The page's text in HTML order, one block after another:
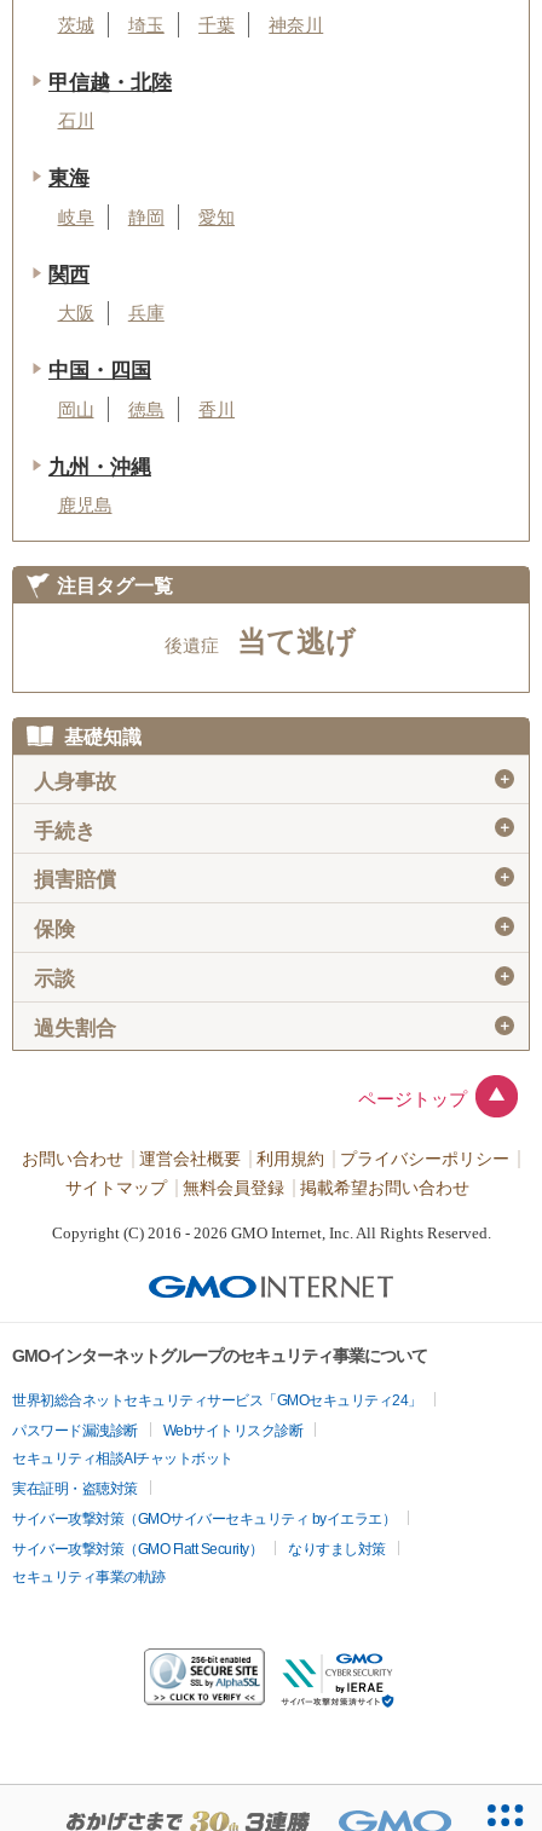
茨城 埼玉 千葉 神奈川
甲信越・北陸
石川
東海
岐阜 静岡 愛知
関西
大阪 兵庫
中国・四国
岡山 徳島 香川
九州・沖縄
鹿児島
注目タグ一覧
後遺症 当て逃げ
基礎知識
人身事故 ＋
手続き ＋
損害賠償 ＋
保険 ＋
示談 ＋
過失割合 ＋
ページトップ
お問い合わせ 運営会社概要 利用規約
プライバシーポリシー
サイトマップ
無料会員登録 掲載希望お問い合わせ
Copyright (C) 2016 - 2026 GMO Internet, Inc. All Rights Reserved.
GMOインターネットグループのセキュリティ事業について
世界初総合ネットセキュリティサービス「GMOセキュリティ24」
パスワード漏洩診断
Webサイトリスク診断
セキュリティ相談AIチャットボット
実在証明・盗聴対策
サイバー攻撃対策（GMOサイバーセキュリティ byイエラエ）
サイバー攻撃対策（GMO Flatt Security）
なりすまし対策
セキュリティ事業の軌跡